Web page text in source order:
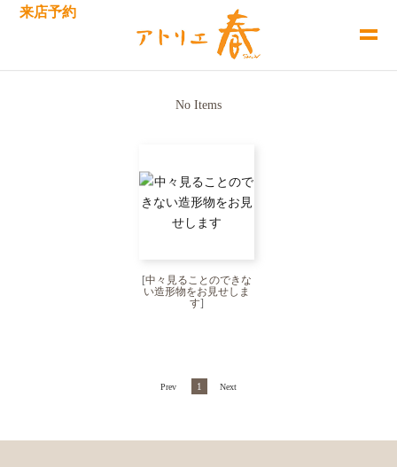
来店予約
No Items
[中々見ることのできな
い造形物をお見せしま
す]
Prev 1 Next